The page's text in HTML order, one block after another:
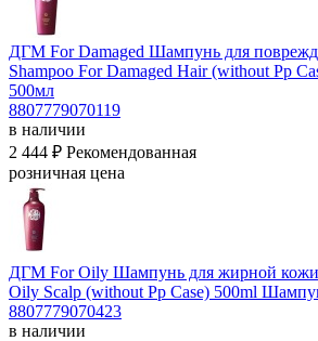
ДГМ For Damaged Шампунь для
Shampoo For Damaged Hair (without Pp
500мл
8807779070119
в наличии
2 444 ₽ Рекомендованная
розничная цена
ДГМ For Oily Шампунь для жирной кожи
Oily Scalp (without Pp Case) 500ml
8807779070423
в наличии